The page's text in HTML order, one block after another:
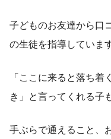
子どものお友達から口
の生徒を指導しています
「ここに来ると落ち
き」と言ってくれる子
手ぶらで通えること、